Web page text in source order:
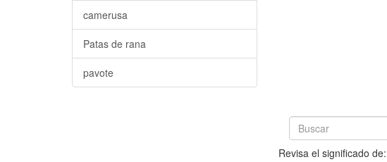
Revisa el significado de:
camerusa
Patas de rana
pavote